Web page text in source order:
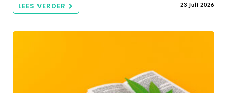
LEES VERDER 23 juli 2026